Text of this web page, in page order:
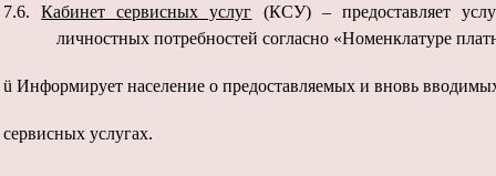
7.6. Кабинет сервисных услуг (КСУ) – предоставляет
личностных потребностей согласно «Номенклатуре
ü Информирует население о предоставляемых и вновь
сервисных услугах.